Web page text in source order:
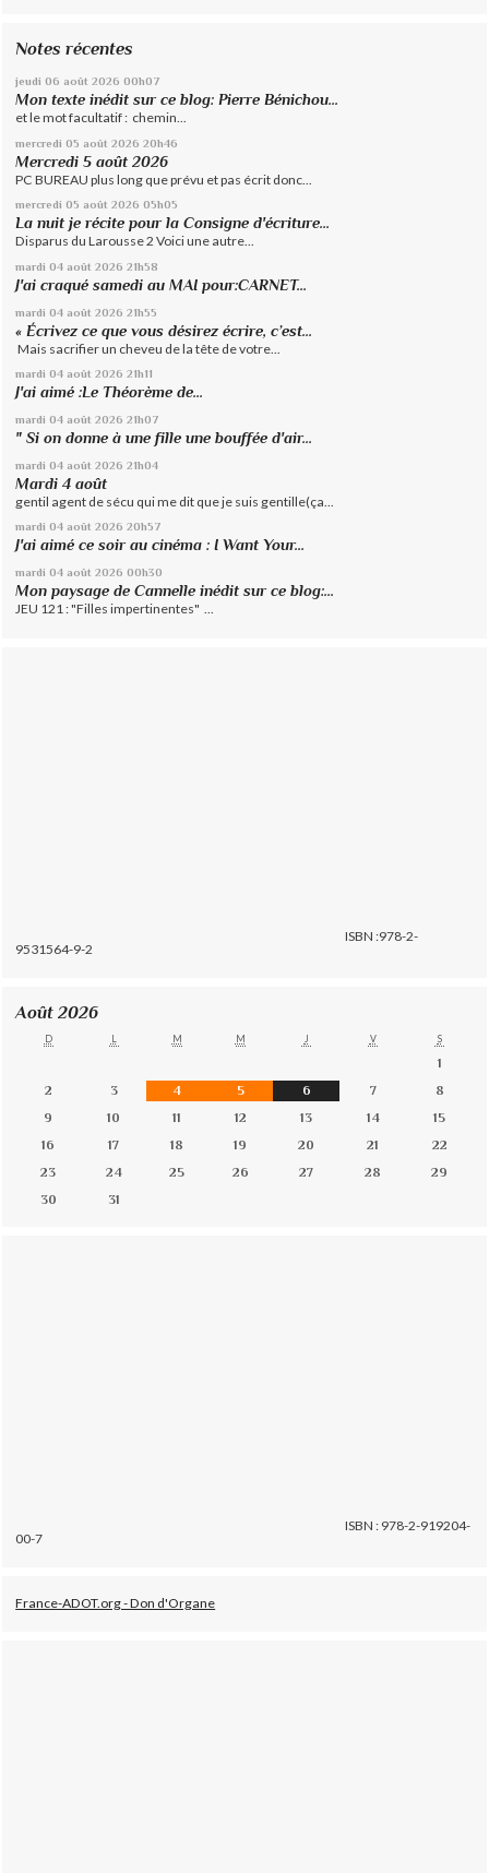
Notes récentes
jeudi 06 août 2026 00h07
Mon texte inédit sur ce blog: Pierre Bénichou...
et le mot facultatif : chemin...
mercredi 05 août 2026 20h46
Mercredi 5 août 2026
PC BUREAU plus long que prévu et pas écrit donc...
mercredi 05 août 2026 05h05
La nuit je récite pour la Consigne d'écriture...
Disparus du Larousse 2 Voici une autre...
mardi 04 août 2026 21h58
J'ai craqué samedi au MAI pour:CARNET...
mardi 04 août 2026 21h55
« Écrivez ce que vous désirez écrire, c’est...
Mais sacrifier un cheveu de la tête de votre...
mardi 04 août 2026 21h11
J'ai aimé :Le Théorème de...
mardi 04 août 2026 21h07
" Si on donne à une fille une bouffée d'air...
mardi 04 août 2026 21h04
Mardi 4 août
gentil agent de sécu qui me dit que je suis gentille(ça...
mardi 04 août 2026 20h57
J'ai aimé ce soir au cinéma : I Want Your...
mardi 04 août 2026 00h30
Mon paysage de Cannelle inédit sur ce blog:...
JEU 121 : "Filles impertinentes" ...
ISBN :978-2-
9531564-9-2
Août 2026
D L M M J V S
1
2
3 4 5 6 7
8
9
10 11 12 13 14
15
16
17 18 19 20 21
22
23
24 25 26 27 28
29
30
31
ISBN : 978-2-919204-
00-7
France-ADOT.org - Don d'Organe